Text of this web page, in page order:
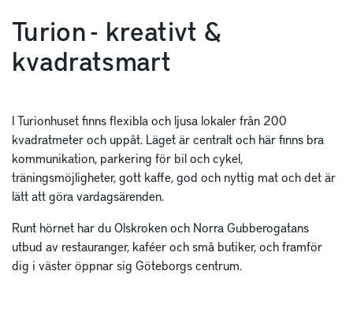
Turion - kreativt &
kvadratsmart
I Turionhuset finns flexibla och ljusa lokaler från 200
kvadratmeter och uppåt. Läget är centralt och här finns bra
kommunikation, parkering för bil och cykel,
träningsmöjligheter, gott kaffe, god och nyttig mat och det är
lätt att göra vardagsärenden.
Runt hörnet har du Olskroken och Norra Gubberogatans
utbud av restauranger, kaféer och små butiker, och framför
dig i väster öppnar sig Göteborgs centrum.